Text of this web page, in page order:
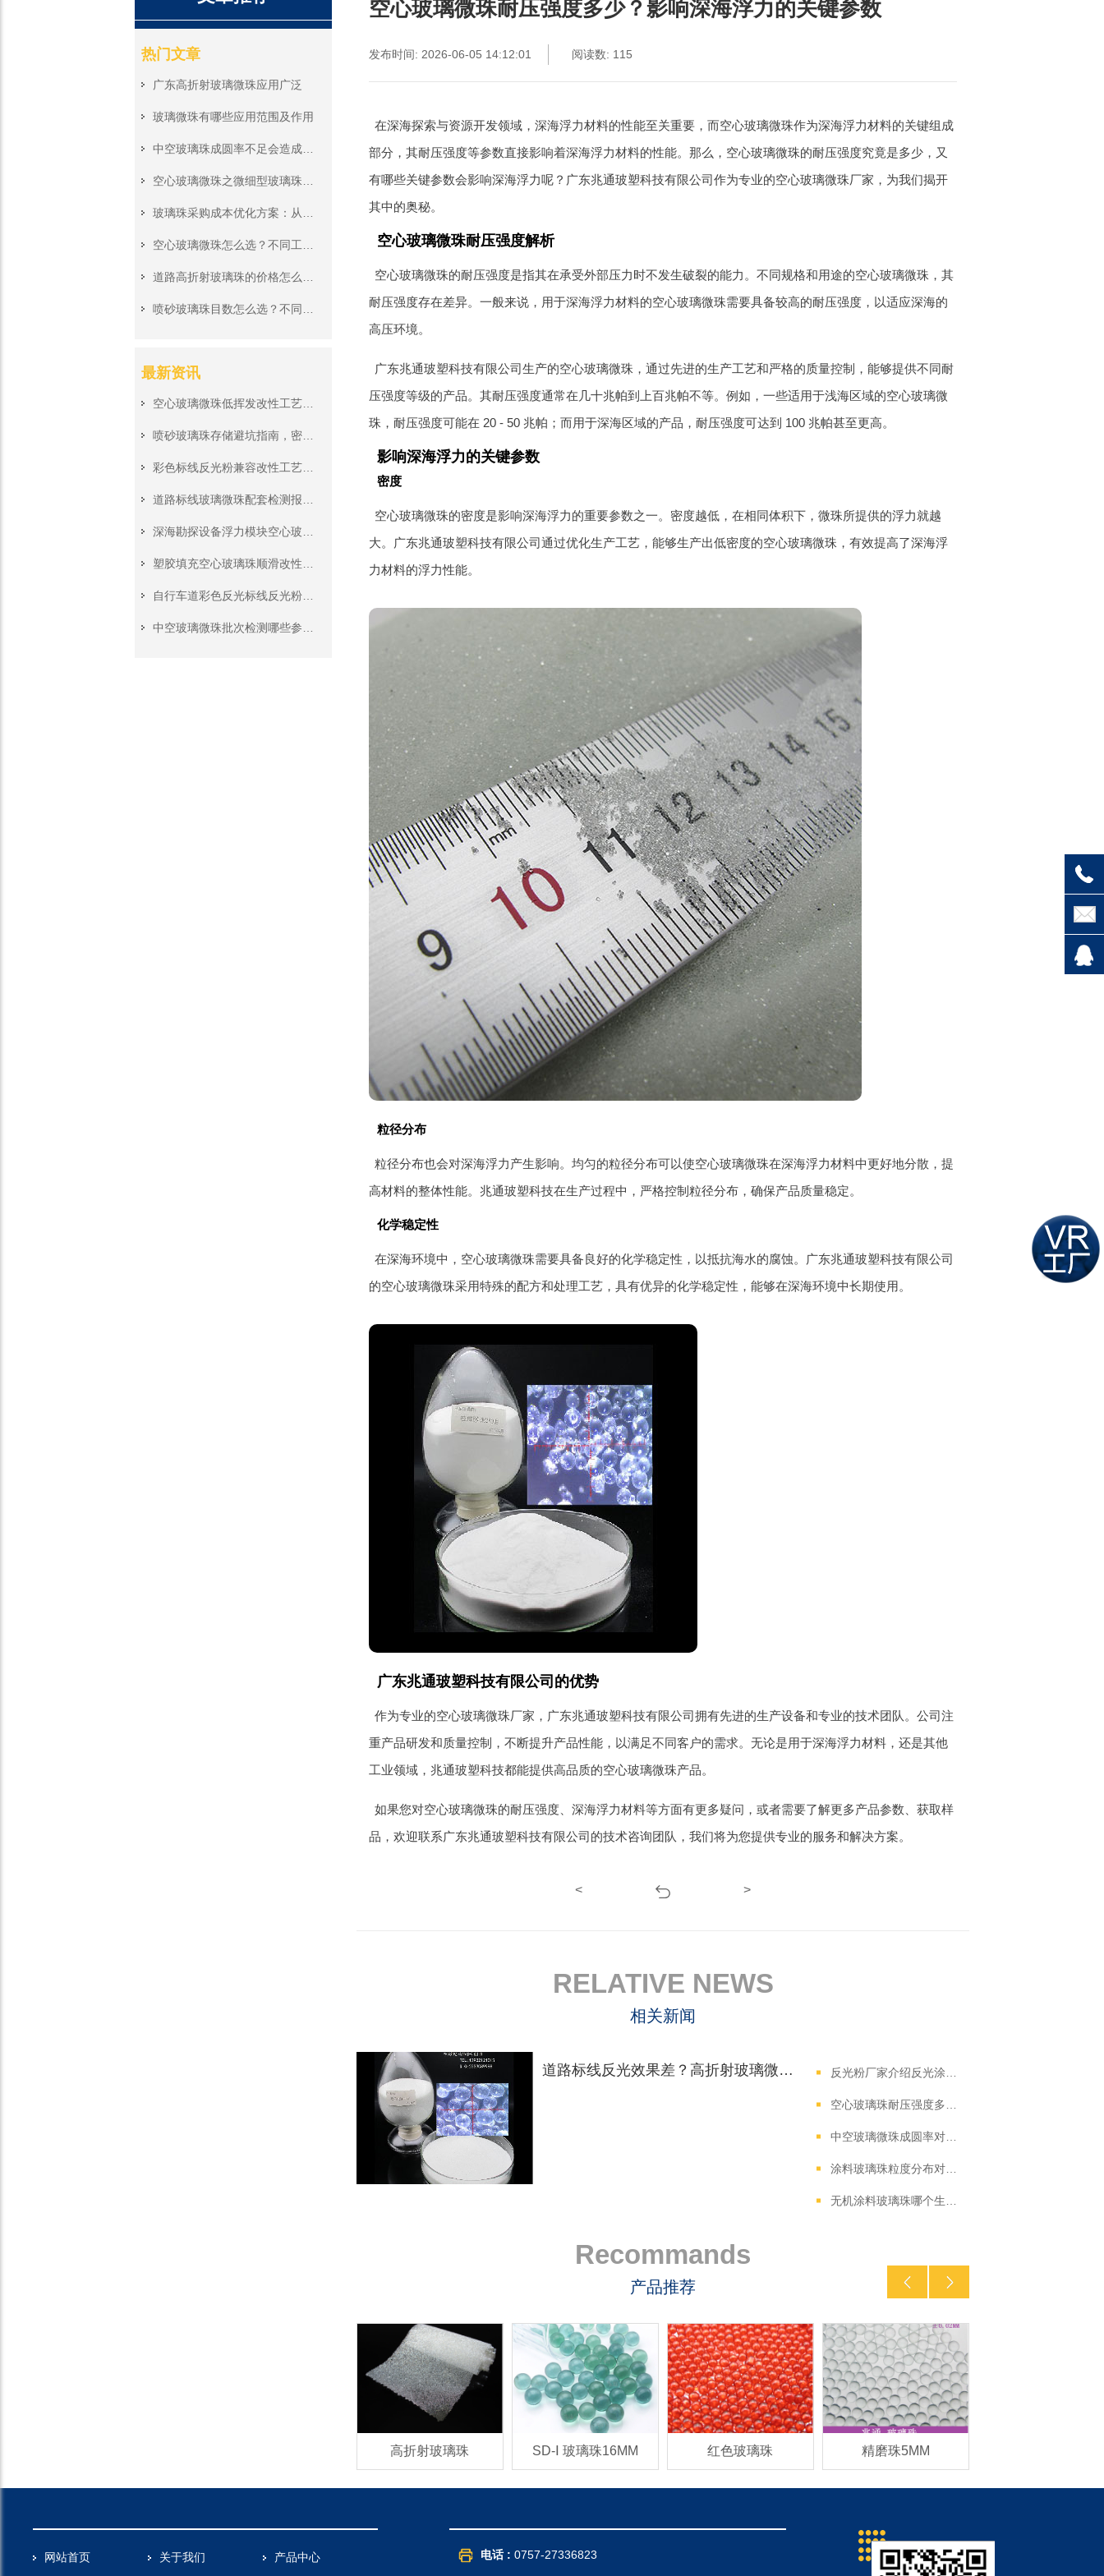
热门文章
广东高折射玻璃微珠应用广泛
玻璃微珠有哪些应用范围及作用
中空玻璃珠成圆率不足会造成哪些问题?轻质涂料填充性能详解
最新资讯
空心玻璃微珠低挥发改性工艺，高温注塑成型无气泡无分解异味
喷砂玻璃珠存储避坑指南，密封防潮存放杜绝受潮结块影响加工
彩色标线反光粉兼容改性工艺，搭配各色热熔涂料不遮盖反光
自行车道彩色反光标线反光粉，非机动车道夜间警示施工原料
空心玻璃微珠耐压强度多少？影响深海浮力的关键参数
发布时间: 2026-06-05 14:12:01 阅读数: 115
在深海探索与资源开发领域，深海浮力材料的性能至关重要，而空心玻璃微珠作为深海浮力材料的关键组成
部分，其耐压强度等参数直接影响着深海浮力材料的性能。那么，空心玻璃微珠的耐压强度究竟是多少，又
有哪些关键参数会影响深海浮力呢？广东兆通玻塑科技有限公司作为专业的空心玻璃微珠厂家，为我们揭开
其中的奥秘。
空心玻璃微珠耐压强度解析
空心玻璃微珠的耐压强度是指其在承受外部压力时不发生破裂的能力。不同规格和用途的空心玻璃微珠，其
耐压强度存在差异。一般来说，用于深海浮力材料的空心玻璃微珠需要具备较高的耐压强度，以适应深海的
高压环境。
广东兆通玻塑科技有限公司生产的空心玻璃微珠，通过先进的生产工艺和严格的质量控制，能够提供不同耐
压强度等级的产品。其耐压强度通常在几十兆帕到上百兆帕不等。例如，一些适用于浅海区域的空心玻璃微
珠，耐压强度可能在 20 - 50 兆帕；而用于深海区域的产品，耐压强度可达到 100 兆帕甚至更高。
影响深海浮力的关键参数
密度
空心玻璃微珠的密度是影响深海浮力的重要参数之一。密度越低，在相同体积下，微珠所提供的浮力就越
大。广东兆通玻塑科技有限公司通过优化生产工艺，能够生产出低密度的空心玻璃微珠，有效提高了深海浮
力材料的浮力性能。
粒径分布
粒径分布也会对深海浮力产生影响。均匀的粒径分布可以使空心玻璃微珠在深海浮力材料中更好地分散，提
高材料的整体性能。兆通玻塑科技在生产过程中，严格控制粒径分布，确保产品质量稳定。
化学稳定性
在深海环境中，空心玻璃微珠需要具备良好的化学稳定性，以抵抗海水的腐蚀。广东兆通玻塑科技有限公司
的空心玻璃微珠采用特殊的配方和处理工艺，具有优异的化学稳定性，能够在深海环境中长期使用。
广东兆通玻塑科技有限公司的优势
作为专业的空心玻璃微珠厂家，广东兆通玻塑科技有限公司拥有先进的生产设备和专业的技术团队。公司注
重产品研发和质量控制，不断提升产品性能，以满足不同客户的需求。无论是用于深海浮力材料，还是其他
工业领域，兆通玻塑科技都能提供高品质的空心玻璃微珠产品。
如果您对空心玻璃微珠的耐压强度、深海浮力材料等方面有更多疑问，或者需要了解更多产品参数、获取样
品，欢迎联系广东兆通玻塑科技有限公司的技术咨询团队，我们将为您提供专业的服务和解决方案。
< >
RELATIVE NEWS
相关新闻
道路标线反光效果差？高折射玻璃微珠的粒径分布是关键！
Recommands
产品推荐
高折射玻璃珠 SD-Ⅰ 玻璃珠16MM 红色玻璃珠 精磨珠5MM
网站首页 关于我们
产品中心
电话 : 0757-27336823